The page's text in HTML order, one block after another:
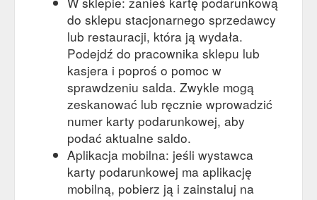
do sklepu stacjonarnego sprzedawcy
lub restauracji, która ją wydała.
Podejdź do pracownika sklepu lub
kasjera i poproś o pomoc w
sprawdzeniu salda. Zwykle mogą
zeskanować lub ręcznie wprowadzić
numer karty podarunkowej, aby
podać aktualne saldo.
Aplikacja mobilna: jeśli wystawca
karty podarunkowej ma aplikację
mobilną, pobierz ją i zainstaluj na